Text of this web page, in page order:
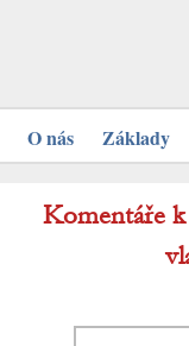
O nás Základy
Komentáře